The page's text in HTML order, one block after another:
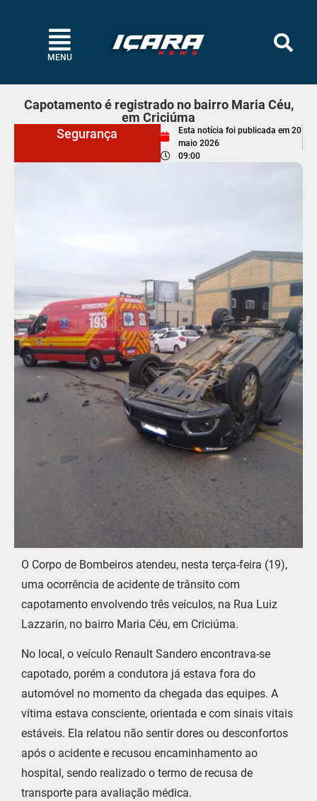
MENU
Capotamento é registrado no bairro Maria Céu,
em Criciúma
Segurança
Esta notícia foi publicada em 20
maio 2026
09:00
O Corpo de Bombeiros atendeu, nesta terça-feira (19),
uma ocorrência de acidente de trânsito com
capotamento envolvendo três veículos, na Rua Luiz
Lazzarin, no bairro Maria Céu, em Criciúma.
No local, o veículo Renault Sandero encontrava-se
capotado, porém a condutora já estava fora do
automóvel no momento da chegada das equipes. A
vítima estava consciente, orientada e com sinais vitais
estáveis. Ela relatou não sentir dores ou desconfortos
após o acidente e recusou encaminhamento ao
hospital, sendo realizado o termo de recusa de
transporte para avaliação médica.